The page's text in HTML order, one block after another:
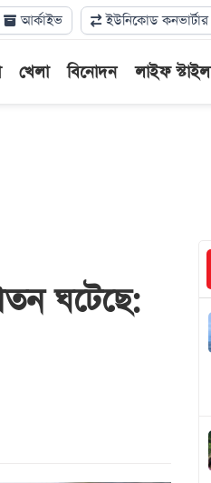
আর্কাইভ ইউনিকোড কনভার্টার
খেলা বিনোদন লাইফ স্টাইল
ঘটেছে: